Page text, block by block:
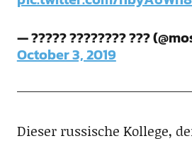
— ????? ???????? ???
October 3, 2019
Dieser russische Kollege,